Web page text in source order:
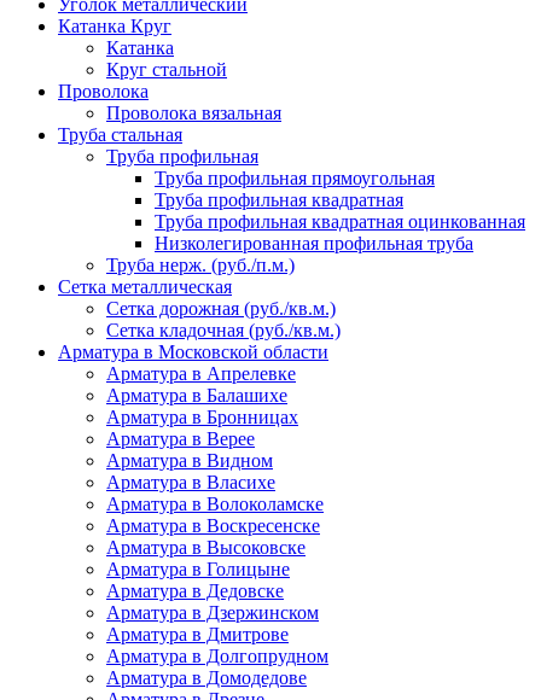
Уголок металлический
Катанка Круг
Катанка
Круг стальной
Проволока
Проволока вязальная
Труба стальная
Труба профильная
Труба профильная прямоугольная
Труба профильная квадратная
Труба профильная квадратная оцинкованная
Низколегированная профильная труба
Труба нерж. (руб./п.м.)
Сетка металлическая
Сетка дорожная (руб./кв.м.)
Сетка кладочная (руб./кв.м.)
Арматура в Московской области
Арматура в Апрелевке
Арматура в Балашихе
Арматура в Бронницах
Арматура в Верее
Арматура в Видном
Арматура в Власихе
Арматура в Волоколамске
Арматура в Воскресенске
Арматура в Высоковске
Арматура в Голицыне
Арматура в Дедовске
Арматура в Дзержинском
Арматура в Дмитрове
Арматура в Долгопрудном
Арматура в Домодедове